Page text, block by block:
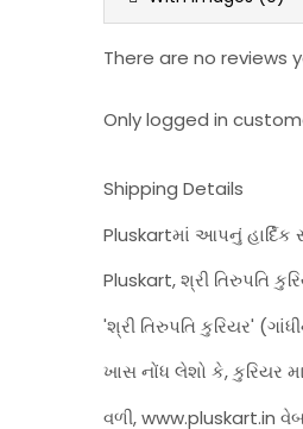
There are no reviews
Only logged in
Shipping Details
Pluskartમાં આપનું હાર્દિક
Pluskart, શ્રી તિરુપતિ
'શ્રી તિરુપતિ કુરિયર'
ખાસ નોંધ લેશો કે, કુરિયર
વળી, www.pluskart.in